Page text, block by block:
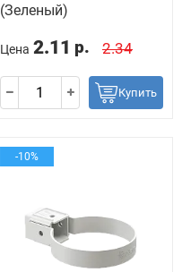
(Зеленый)
Цена 2.11 р. 2.34
Купить
-10%